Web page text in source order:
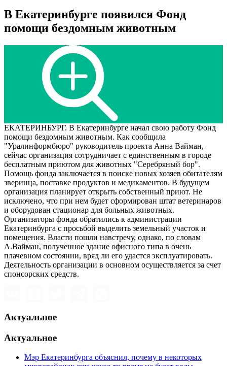
В Екатеринбурге появился Фонд
помощи бездомным животным
ЕКАТЕРИНБУРГ. В Екатеринбурге начал свою работу Фонд
помощи бездомным животным. Как сообщила
"Уралинформбюро" руководитель проекта Анна Вайман,
сейчас организация сотрудничает с единственным в городе
бесплатным приютом для животных "Серебряный бор".
Помощь фонда заключается в поиске новых хозяев обитателям
зверинца, поставке продуктов и медикаментов. В будущем
организация планирует открыть собственный приют. Не
исключено, что при нем будет сформирован штат ветеринаров
и оборудован стационар для больных животных.
Организаторы фонда обратились к администрации
Екатеринбурга с просьбой выделить земельный участок и
помещения. Власти пошли навстречу, однако, по словам
А.Вайман, полученное здание офисного типа в очень
плачевном состоянии, вряд ли его удастся эксплуатировать.
Деятельность организации в основном осуществляется за счет
спонсорских средств.
Актуальное
Актуальное
Мэр Екатеринбурга объяснил, почему в некоторых